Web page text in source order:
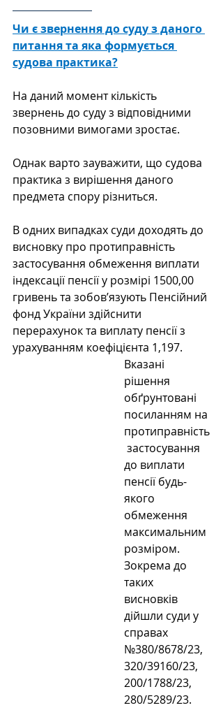
Чи є звернення до суду з даного
питання та яка формується
судова практика?
На даний момент кількість
звернень до суду з відповідними
позовними вимогами зростає.
Однак варто зауважити, що судова
практика з вирішення даного
предмета спору різниться.
В одних випадках суди доходять до
висновку про протиправність
застосування обмеження виплати
індексації пенсії у розмірі 1500,00
гривень та зобов’язують Пенсійний
фонд України здійснити
перерахунок та виплату пенсії з
урахуванням коефіцієнта 1,197.
Вказані
рішення
обґрунтовані
посиланням на
протиправність
застосування
до виплати
пенсії будь-
якого
обмеження
максимальним
розміром.
Зокрема до
таких
висновків
дійшли суди у
справах
№380/8678/23,
320/39160/23,
200/1788/23,
280/5289/23.